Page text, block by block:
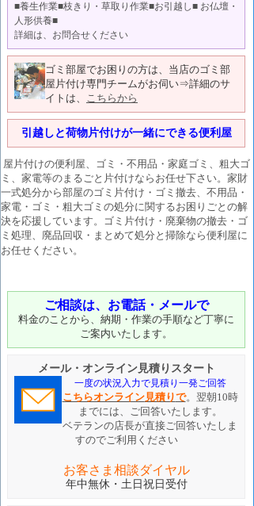
■養生作業■枝きり・草取り作業■お引越し■ お仏壇・
人形供養■
詳細は、お問合せください
ゴミ部屋でお困りの方は、当店のゴミ部
屋片付け専門チームがお伺い⇒詳細のサ
イトは、 こちらから
引越しと荷物片付けが一緒にできる便利屋
屋片付けの便利屋、ゴミ・不用品・家庭ゴミ、粗大ゴ
ミ、家電等のまるごと片付けならお任せ下さい。家財
一式処分から部屋のゴミ片付け・ゴミ撤去、不用品・
家電・ゴミ・粗大ゴミの処分に関するお困りごとの解
決を応援しています。ゴミ片付け・廃棄物の撤去・ゴ
ミ処理、廃品回収・まとめて処分と掃除なら便利屋に
お任せください。
ご相談は、お電話・メールで
料金のことから、納期・作業の手順など丁寧に
ご案内いたします。
メール・オンライン見積りスタート
一度の状況入力で見積り一発ご回答
こちらオンライン見積りで。翌朝10時
までには、ご回答いたします。
ベテランの店長が直接ご回答いたしま
すのでご利用ください
お客さま相談ダイヤル
年中無休・土日祝日受付